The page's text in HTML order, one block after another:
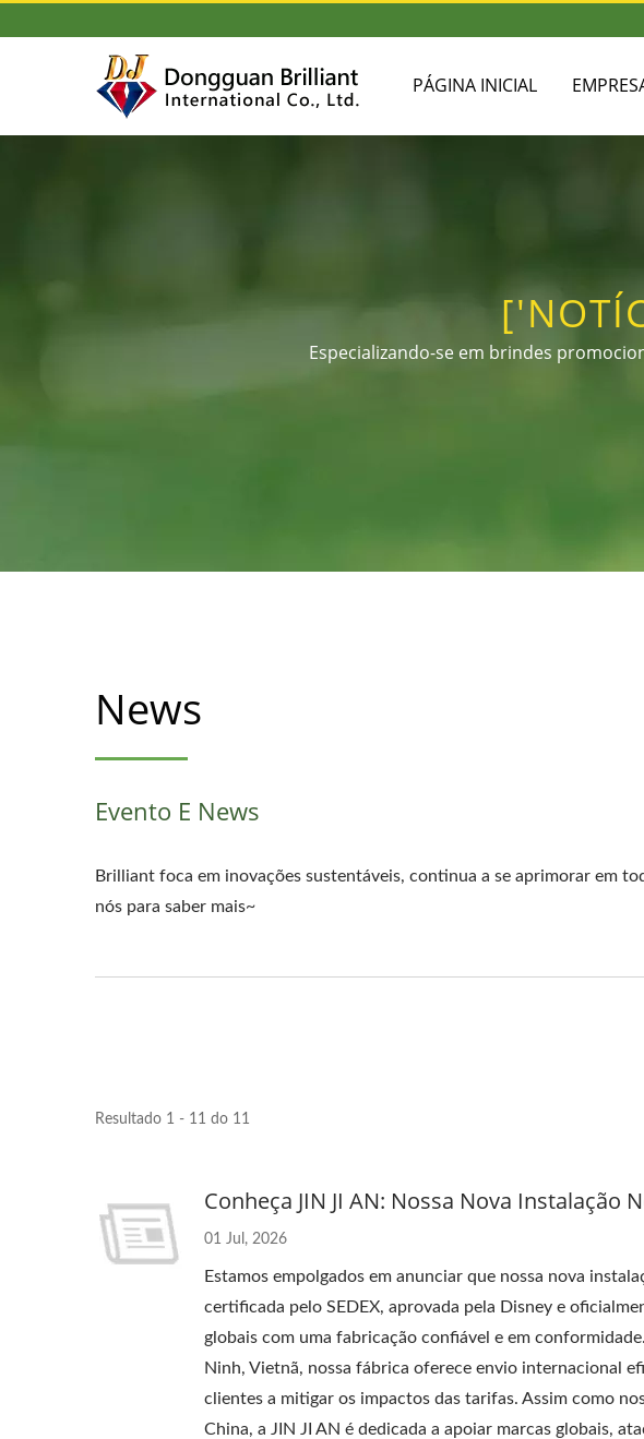
PÁGINA INICIAL
Especializando-se em brindes
News
Evento E News
Brilliant foca em inovações sustentáveis, continua a se aprimorar em
nós para saber mais~
Resultado 1 - 11 do 11
Conheça JIN JI AN: Nossa Nova Instalação
01 Jul, 2026
Estamos empolgados em anunciar que nossa nova
certificada pelo SEDEX, aprovada pela Disney e
globais com uma fabricação confiável e em
Ninh, Vietnã, nossa fábrica oferece envio internacional
clientes a mitigar os impactos das tarifas. Assim como
China, a JIN JI AN é dedicada a apoiar marcas globais,
Pingente De Chaveiro 3D
Deslizante
Produtos